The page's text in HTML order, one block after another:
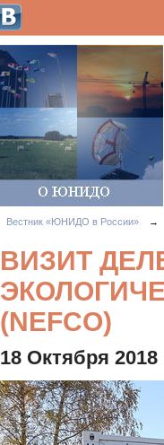
Вестник «ЮНИДО в России» →
ВИЗИТ
(NEFCO)
18 Октября 2018